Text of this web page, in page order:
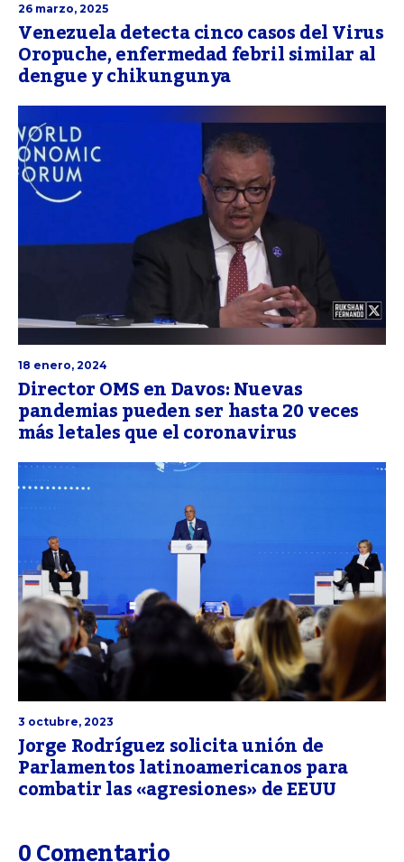
26 marzo, 2025
Venezuela detecta cinco casos del Virus
Oropuche, enfermedad febril similar al
dengue y chikungunya
18 enero, 2024
Director OMS en Davos: Nuevas
pandemias pueden ser hasta 20 veces
más letales que el coronavirus
3 octubre, 2023
Jorge Rodríguez solicita unión de
Parlamentos latinoamericanos para
combatir las «agresiones» de EEUU